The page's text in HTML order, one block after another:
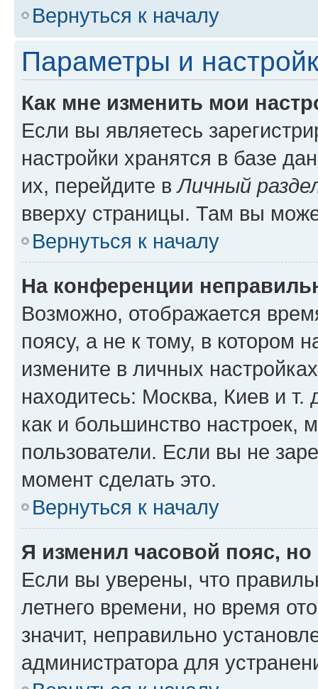
Вернуться к началу
Параметры и
Как мне изменить мои
Если вы являетесь
настройки хранятся в базе
их, перейдите вЛичный
вверху страницы. Там вы
Вернуться к началу
На конференции
Возможно, отображается
поясу, а не к тому, в котором
измените в личных
находитесь: Москва, Киев и т.
как и большинство настроек,
пользователи. Если вы не
момент сделать это.
Вернуться к началу
Я изменил часовой пояс,
Если вы уверены, что
летнего времени, но время
значит, неправильно
администратора для